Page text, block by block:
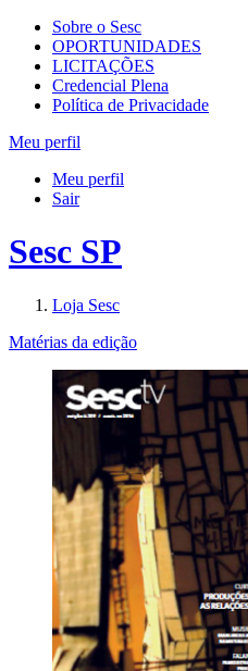
Sobre o Sesc
OPORTUNIDADES
LICITAÇÕES
Credencial Plena
Política de Privacidade
Meu perfil
Meu perfil
Sair
Sesc SP
Loja Sesc
Matérias da edição